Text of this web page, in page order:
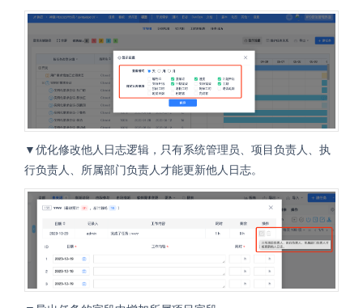
▼优化修改他人日志逻辑，只有系统管理员、项目负责人、执
行负责人、所属部门负责人才能更新他人日志。